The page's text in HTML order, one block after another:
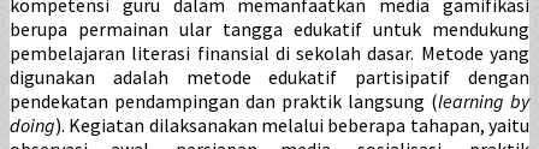
kompetensi guru dalam memanfaatkan media gamifikasi
berupa permainan ular tangga edukatif untuk mendukung
pembelajaran literasi finansial di sekolah dasar. Metode yang
digunakan adalah metode edukatif partisipatif dengan
pendekatan pendampingan dan praktik langsung (learning by
doing). Kegiatan dilaksanakan melalui beberapa tahapan, yaitu